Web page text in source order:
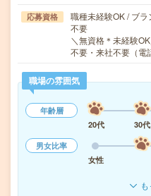
応募資格
職種未経験OK / ブ
不要
＼無資格＊未経験
不要・来社不要（
職場の雰囲気
年齢層
20代
30代
男女比率
女性